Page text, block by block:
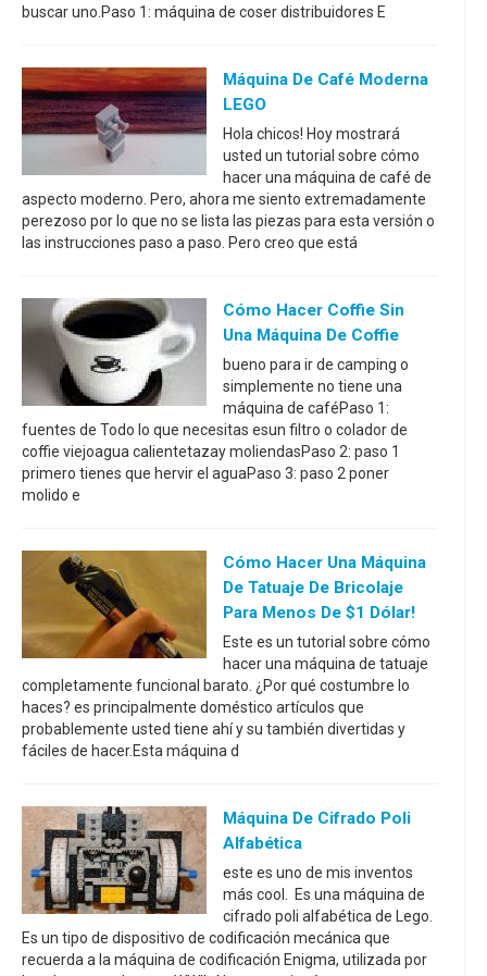
buscar uno.Paso 1: máquina de coser distribuidores E
Máquina De Café Moderna
LEGO
Hola chicos! Hoy mostrará
usted un tutorial sobre cómo
hacer una máquina de café de
aspecto moderno. Pero, ahora me siento extremadamente
perezoso por lo que no se lista las piezas para esta versión o
las instrucciones paso a paso. Pero creo que está
Cómo Hacer Coffie Sin
Una Máquina De Coffie
bueno para ir de camping o
simplemente no tiene una
máquina de caféPaso 1:
fuentes de Todo lo que necesitas esun filtro o colador de
coffie viejoagua calientetazay moliendasPaso 2: paso 1
primero tienes que hervir el aguaPaso 3: paso 2 poner
molido e
Cómo Hacer Una Máquina
De Tatuaje De Bricolaje
Para Menos De $1 Dólar!
Este es un tutorial sobre cómo
hacer una máquina de tatuaje
completamente funcional barato. ¿Por qué costumbre lo
haces? es principalmente doméstico artículos que
probablemente usted tiene ahí y su también divertidas y
fáciles de hacer.Esta máquina d
Máquina De Cifrado Poli
Alfabética
este es uno de mis inventos
más cool. Es una máquina de
cifrado poli alfabética de Lego.
Es un tipo de dispositivo de codificación mecánica que
recuerda a la máquina de codificación Enigma, utilizada por